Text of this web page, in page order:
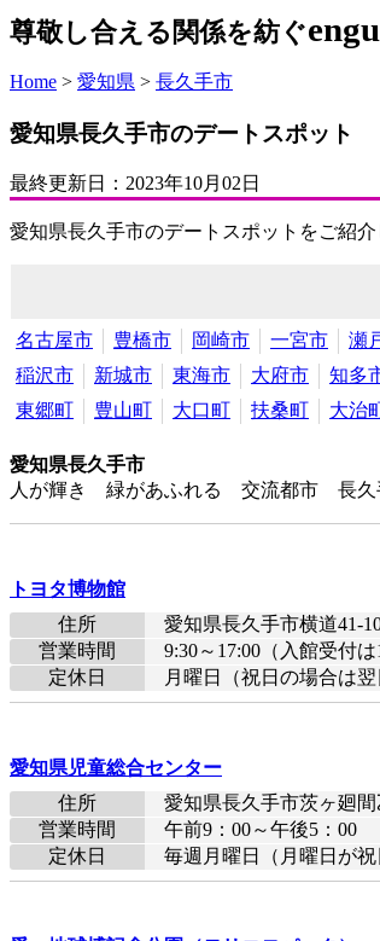
尊敬し合える関係を紡ぐ
Home > 愛知県 > 長久手市
愛知県長久手市のデートスポット
最終更新日： 2023年10月02日
愛知県長久手市のデートスポットをご紹
名古屋市 豊橋市 岡崎市 一宮市 瀬
稲沢市
新城市 東海市 大府市 知多
東郷町
豊山町 大口町 扶桑町 大治
愛知県長久手市
人が輝き 緑があふれる 交流都市 長久
トヨタ博物館
住所
愛知県長久手市横道41-
営業時間
9:30～17:00（入館受付は
定休日
月曜日（祝日の場合は
愛知県児童総合センター
住所
愛知県長久手市茨ヶ廻間
営業時間
午前9：00～午後5：00
定休日
毎週月曜日（月曜日が祝